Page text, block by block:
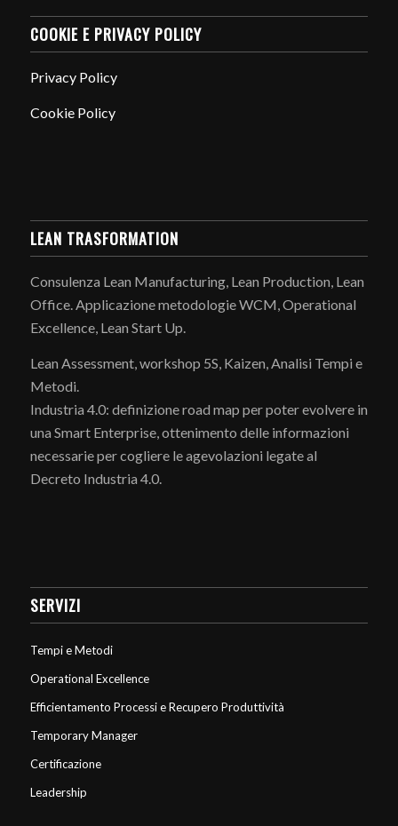
COOKIE E PRIVACY POLICY
Privacy Policy
Cookie Policy
LEAN TRASFORMATION
Consulenza Lean Manufacturing, Lean Production, Lean
Office. Applicazione metodologie WCM, Operational
Excellence, Lean Start Up.
Lean Assessment, workshop 5S, Kaizen, Analisi Tempi e
Metodi.
Industria 4.0: definizione road map per poter evolvere in
una Smart Enterprise, ottenimento delle informazioni
necessarie per cogliere le agevolazioni legate al
Decreto Industria 4.0.
SERVIZI
Tempi e Metodi
Operational Excellence
Efficientamento Processi e Recupero Produttività
Temporary Manager
Certificazione
Leadership